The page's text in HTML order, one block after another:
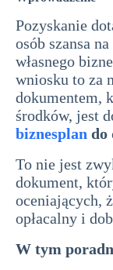
Pozyskanie
osób szansa
własnego
wniosku to za
dokumentem,
środków, jest
biznesplan do
To nie jest
dokument,
oceniających,
opłacalny i
W tym